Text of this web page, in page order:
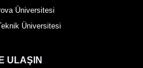
Üniversitesi
Üniversitesi
ULAŞIN